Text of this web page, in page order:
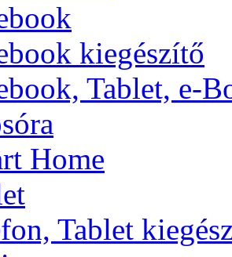
kiegészítő
Tablet, e-
Home
Tablet